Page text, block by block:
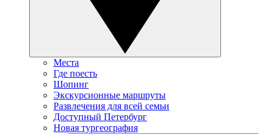
Места
Где поесть
Шопинг
Экскурсионные маршруты
Развлечения для всей семьи
Доступный Петербург
Новая тургеография